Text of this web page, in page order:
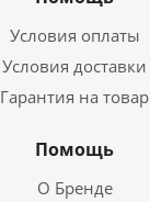
Условия оплаты
Условия доставки
Гарантия на товар
Помощь
О Бренде